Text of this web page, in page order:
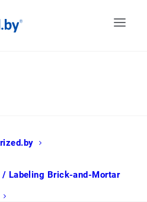
Labeling Brick-and-Mortar
Policy